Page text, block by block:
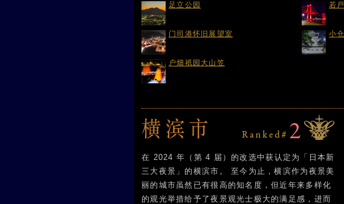
足立公园
门司港怀旧展望室
户畑祇园大山笠
若
小
在 2024 年（第 4 届）的改选中获认定为「日本新
三大夜景」的横滨市。 至今为止，横滨作为夜景美
丽的城市虽然已有很高的知名度，但近年来多样化
的观光举措给予了夜景观光士极大的满足感，进而